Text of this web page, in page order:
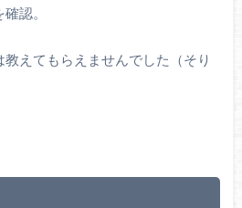
認。
えてもらえませんでした（そり